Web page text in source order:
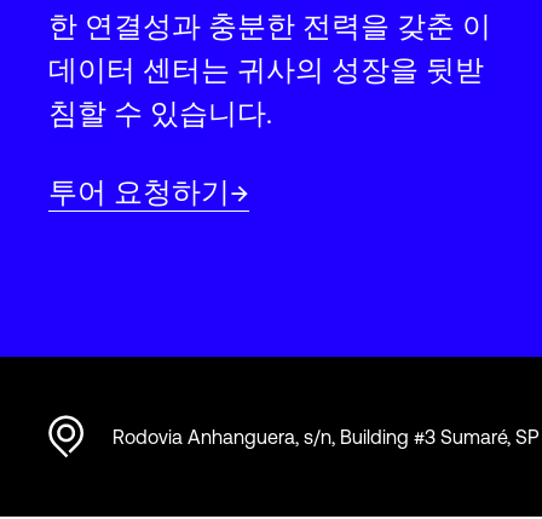
한 연결성과 충분한 전력을 갖춘 이
데이터 센터는 귀사의 성장을 뒷받
침할 수 있습니다.
투어 요청하기
Rodovia Anhanguera, s/n, Building #3 Sumaré, SP